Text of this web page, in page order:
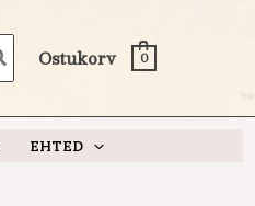
Ostukorv 0
EHTED